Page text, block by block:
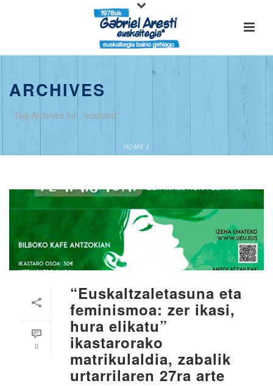
ARCHIVES
Tag Archives for: "euskara"
HOME /
0
“Euskaltzaletasuna eta
feminismoa: zer ikasi,
hura elikatu”
ikastarorako
matrikulaldia, zabalik
urtarrilaren 27ra arte